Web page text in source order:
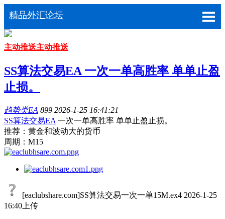
精品外汇论坛
主动推送主动推送
SS算法交易EA 一次一单高胜率 单单止盈
止损。
趋势类EA 899 2026-1-25 16:41:21
SS算法交易EA 一次一单高胜率 单单止盈止损。
推荐：黄金和波动大的货币
周期：M15
[eaclubshare.com]SS算法交易一次一单15M.ex4 2026-1-25
16:40上传